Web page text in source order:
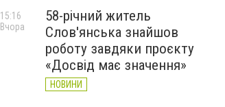
58-річний житель
Слов'янська знайшов
роботу завдяки проєкту
«Досвід має значення»
НОВИНИ
15:16
Вчора